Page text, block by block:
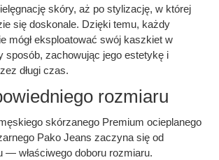
skóry, aż po stylizację, w której
się doskonale. Dzięki temu, każdy
mógł eksploatować swój kaszkiet w
sposób, zachowując jego estetykę i
długi czas.
rozmiaru
skórzanego Premium ocieplanego
Pako Jeans zaczyna się od
— właściwego doboru rozmiaru.